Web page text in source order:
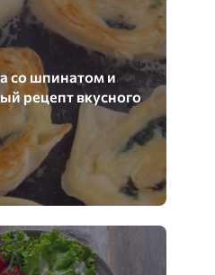
со шпинатом и
рецепт вкусного